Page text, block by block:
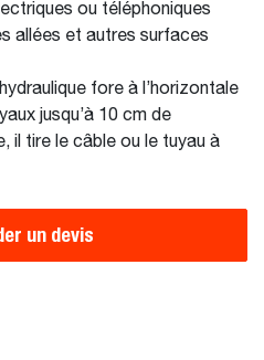
ou téléphoniques
allées et autres surfaces
fore à l’horizontale
jusqu’à 10 cm de
il tire le câble ou le tuyau à
un devis